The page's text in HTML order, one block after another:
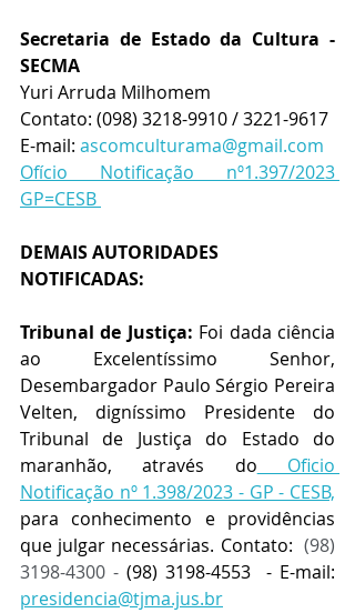
Secretaria de Estado da Cultura -
SECMA
Yuri Arruda Milhomem
Contato: (098) 3218-9910 / 3221-9617
E-mail: ascomculturama@gmail.com
Ofício Notificação nº1.397/2023
GP=CESB
DEMAIS AUTORIDADES
NOTIFICADAS:
Tribunal de Justiça: Foi dada ciência
ao Excelentíssimo Senhor,
Desembargador Paulo Sérgio Pereira
Velten, digníssimo Presidente do
Tribunal de Justiça do Estado do
maranhão, através do Oficio
Notificação nº 1.398/2023 - GP - CESB,
para conhecimento e providências
que julgar necessárias. Contato: (98)
3198-4300 - (98) 3198-4553
presidencia@tjma.jus.br